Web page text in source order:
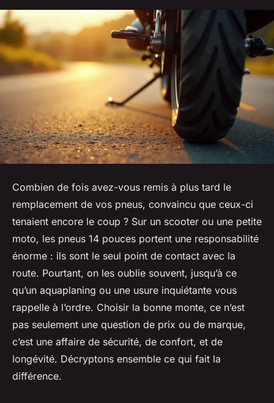
Combien de fois avez-vous remis à plus tard le
remplacement de vos pneus, convaincu que ceux-ci
tenaient encore le coup ? Sur un scooter ou une petite
moto, les pneus 14 pouces portent une responsabilité
énorme : ils sont le seul point de contact avec la
route. Pourtant, on les oublie souvent, jusqu’à ce
qu’un aquaplaning ou une usure inquiétante vous
rappelle à l’ordre. Choisir la bonne monte, ce n’est
pas seulement une question de prix ou de marque,
c’est une affaire de sécurité, de confort, et de
longévité. Décryptons ensemble ce qui fait la
différence.